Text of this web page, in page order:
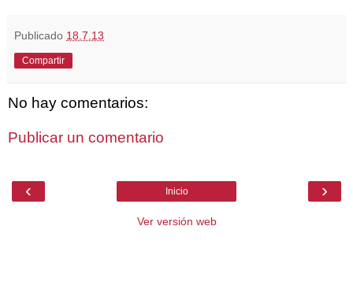
Publicado 18.7.13
Compartir
No hay comentarios:
Publicar un comentario
‹ ›
Inicio
Ver versión web